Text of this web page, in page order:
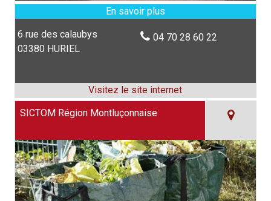
6 rue des calaubys
03380 HURIEL
04 70 28 60 22
SICTOM Région Montluçonnaise